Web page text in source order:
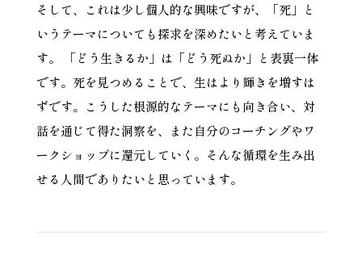
そして、これは少し個人的な興味ですが、「死」と
いうテーマについても探求を深めたいと考えていま
す。 「どう生きるか」は「どう死ぬか」と表裏一体
です。死を見つめることで、生はより輝きを増すは
ずです。こうした根源的なテーマにも向き合い、対
話を通じて得た洞察を、また自分のコーチングやワ
ークショップに還元していく。そんな循環を生み出
せる人間でありたいと思っています。